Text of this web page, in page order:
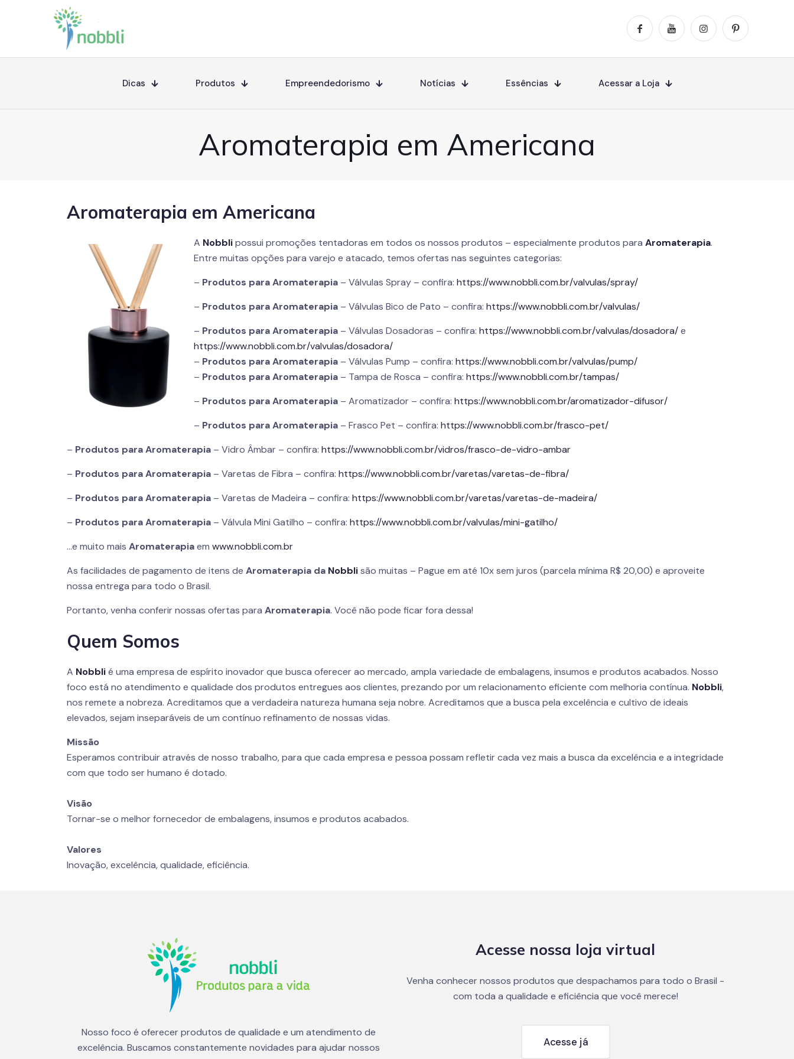
Dicas Produtos Empreendedorismo Notícias Essências Acessar a Loja
Aromaterapia em Americana
Aromaterapia em Americana
A Nobblipossui promoções tentadoras em todos os nossos produtos – especialmente produtos paraAromaterapia.
Entre muitas opções para varejo e atacado, temos ofertas nas seguintes categorias:
– Produtos para Aromaterapia – Válvulas Spray – confira:https://www.nobbli.com.br/valvulas/spray/
– Produtos para Aromaterapia – Válvulas Bico de Pato – confira:https://www.nobbli.com.br/valvulas/
– Produtos para Aromaterapia – Válvulas Dosadoras – confira:https://www.nobbli.com.br/valvulas/dosadora/e
https://www.nobbli.com.br/valvulas/dosadora/
– Produtos para Aromaterapia – Válvulas Pump – confira:https://www.nobbli.com.br/valvulas/pump/
– Produtos para Aromaterapia – Tampa de Rosca – confira:https://www.nobbli.com.br/tampas/
– Produtos para Aromaterapia – Aromatizador – confira:https://www.nobbli.com.br/aromatizador-difusor/
– Produtos para Aromaterapia – Frasco Pet – confira:https://www.nobbli.com.br/frasco-pet/
– Produtos para Aromaterapia – Vidro Âmbar – confira:https://www.nobbli.com.br/vidros/frasco-de-vidro-ambar
– Produtos para Aromaterapia – Varetas de Fibra – confira:https://www.nobbli.com.br/varetas/varetas-de-fibra/
– Produtos para Aromaterapia – Varetas de Madeira – confira:https://www.nobbli.com.br/varetas/varetas-de-madeira/
– Produtos para Aromaterapia – Válvula Mini Gatilho – confira:https://www.nobbli.com.br/valvulas/mini-gatilho/
…e muito maisAromaterapiaemwww.nobbli.com.br
As facilidades de pagamento de itens deAromaterapia da Nobblisão muitas – Pague em até 10x sem juros (parcela mínima R$ 20,00) e aproveite
nossa entrega para todo o Brasil.
Portanto, venha conferir nossas ofertas paraAromaterapia. Você não pode ficar fora dessa!
Quem Somos
A Nobblié uma empresa de espírito inovador que busca oferecer ao mercado, ampla variedade de embalagens, insumos e produtos acabados. Nosso
foco está no atendimento e qualidade dos produtos entregues aos clientes, prezando por um relacionamento eficiente com melhoria contínua. Nobbli,
nos remete a nobreza. Acreditamos que a verdadeira natureza humana seja nobre. Acreditamos que a busca pela excelência e cultivo de ideais
elevados, sejam inseparáveis de um contínuo refinamento de nossas vidas.
Missão
Esperamos contribuir através de nosso trabalho, para que cada empresa e pessoa possam refletir cada vez mais a busca da excelência e a integridade
com que todo ser humano é dotado.
Visão
Tornar-se o melhor fornecedor de embalagens, insumos e produtos acabados.
Valores
Inovação, excelência, qualidade, eficiência.
Nosso foco é oferecer produtos de qualidade e um atendimento de
excelência. Buscamos constantemente novidades para ajudar nossos
Acesse nossa loja virtual
Venha conhecer nossos produtos que despachamos para todo o Brasil -
com toda a qualidade e eficiência que você merece!
Acesse já